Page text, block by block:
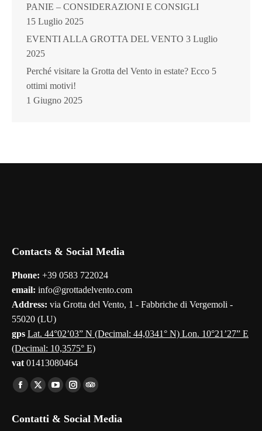
PANIE – CONSIDERAZIONI E CONSIGLI
15 Luglio 2025
EVENTI ALLA GROTTA DEL VENTO 3 Luglio
2025
Perché visitare la Grotta del Vento in estate? Ecco 5
ottimi motivi!
1 Giugno 2025
Contacts & Social Media
Phone: +39 0583 722024
email: info@grottadelvento.com
Address: via Grotta del Vento, 1 - Fabbriche di Vergemoli -
55020 (LU)
gps Lat. 44°02’03” N (Decimal: 44,0341° N) Lon. 10°21’27” E
(Decimal: 10,3575° E)
vat 01413080464
Find us on:
Facebook
opens
X
opens
YouTube
opens
Instagram
opens
TripAdvisor
opens
Contatti & Social Media